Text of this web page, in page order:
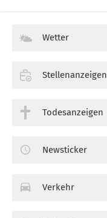
Wetter
Stellenanzeigen
Todesanzeigen
Newsticker
Verkehr